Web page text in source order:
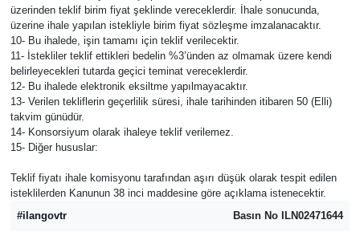
üzerinden teklif birim fiyat şeklinde vereceklerdir. İhale sonucunda,
üzerine ihale yapılan istekliyle birim fiyat sözleşme imzalanacaktır.
10- Bu ihalede, işin tamamı için teklif verilecektir.
11- İstekliler teklif ettikleri bedelin %3’ünden az olmamak üzere kendi
belirleyecekleri tutarda geçici teminat vereceklerdir.
12- Bu ihalede elektronik eksiltme yapılmayacaktır.
13- Verilen tekliflerin geçerlilik süresi, ihale tarihinden itibaren 50 (Elli)
takvim günüdür.
14- Konsorsiyum olarak ihaleye teklif verilemez.
15- Diğer hususlar:
Teklif fiyatı ihale komisyonu tarafından aşırı düşük olarak tespit edilen
isteklilerden Kanunun 38 inci maddesine göre açıklama istenecektir.
#ilangovtr
Basın No ILN02471644